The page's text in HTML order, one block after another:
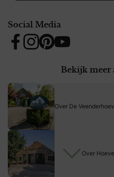
Social Media
Facebook
Instagram
Pinterest
YouTube
Bekijk meer
Over
Over De